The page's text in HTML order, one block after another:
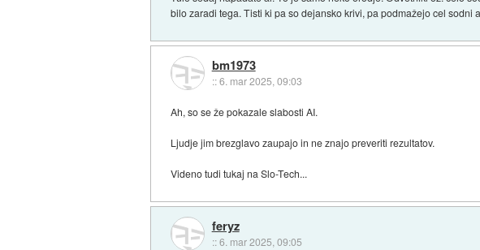
bilo zaradi tega. Tisti ki pa so dejansko krivi, pa podmažejo cel sodni
bm1973
::6. mar 2025, 09:03
Ah, so se že pokazale slabosti AI.
Ljudje jim brezglavo zaupajo in ne znajo preveriti rezultatov.
Videno tudi tukaj na Slo-Tech...
feryz
::6. mar 2025, 09:05